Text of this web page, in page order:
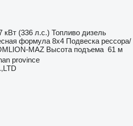
кВт (336 л.с.) Топливо дизель
формула 8x4 Подвеска рессора/
MAZ Высота подъема 61 м
province